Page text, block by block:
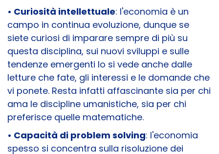
• Curiosità intellettuale: l'economia è un
campo in continua evoluzione, dunque se
siete curiosi di imparare sempre di più su
questa disciplina, sui nuovi sviluppi e sulle
tendenze emergenti lo si vede anche dalle
letture che fate, gli interessi e le domande che
vi ponete. Resta infatti affascinante sia per chi
ama le discipline umanistiche, sia per chi
preferisce quelle matematiche.
• Capacità di problem solving: l'economia
spesso si concentra sulla risoluzione dei